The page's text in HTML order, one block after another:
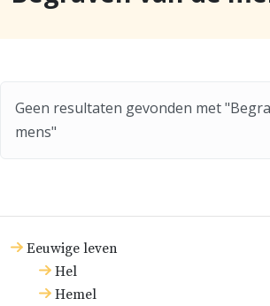
Eeuwige leven
Hel
Hemel
Geen resultaten gevonden met
mens"